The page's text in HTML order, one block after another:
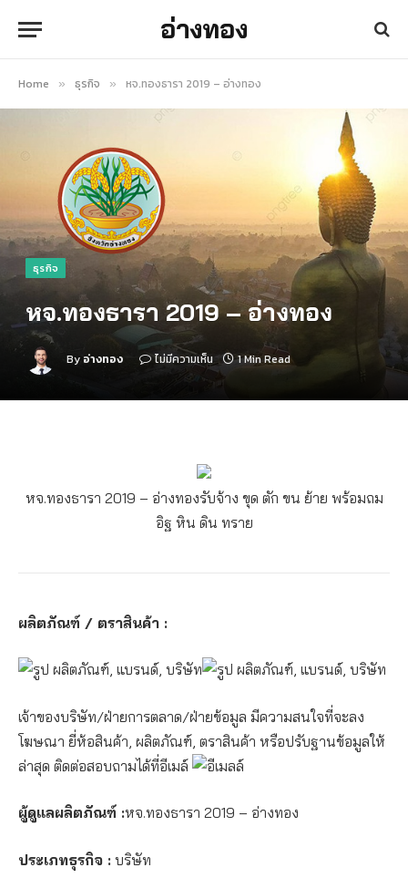
อ่างทอง
Home » ธุรกิจ » หจ.ทองธารา 2019 – อ่างทอง
ธุรกิจ
หจ.ทองธารา 2019 – อ่างทอง
By อ่างทอง ไม่มีความเห็น 1 Min Read
หจ.ทองธารา 2019 – อ่างทองรับจ้าง ขุด ตัก ขน ย้าย พร้อมถม
อิฐ หิน ดิน ทราย
ผลิตภัณฑ์ / ตราสินค้า :
เจ้าของบริษัท/ฝ่ายการตลาด/ฝ่ายข้อมูล มีความสนใจที่จะลง
โฆษณา ยี่ห้อสินค้า, ผลิตภัณฑ์, ตราสินค้า หรือปรับฐานข้อมูลให้
ล่าสุด ติดต่อสอบถามได้ที่อีเมล์
ผู้ดูแลผลิตภัณฑ์ :หจ.ทองธารา 2019 – อ่างทอง
ประเภทธุรกิจ : บริษัท